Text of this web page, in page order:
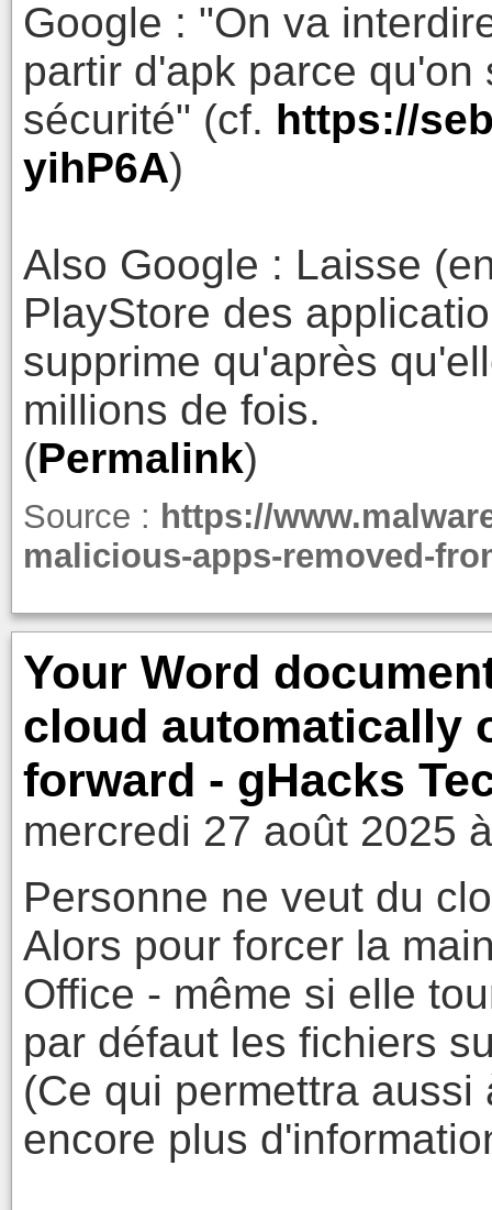
Google : "On va
partir d'apk parce
sécurité" (cf. https://
yihP6A)
Also Google : Laisse
PlayStore des
supprime qu'après
millions de fois.
(Permalink)
Source : https://
malicious-apps-removed-
Your Word
cloud automatically
forward - gHacks
mercredi 27 août 2025
Personne ne veut du
Alors pour forcer la
Office - même si elle
par défaut les fichiers
(Ce qui permettra
encore plus